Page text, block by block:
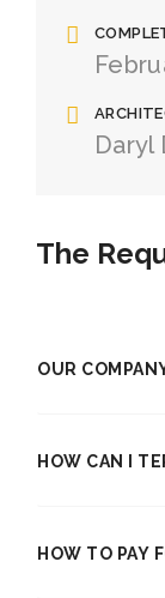
Daryl
The
OUR
HOW CAN I
HOW TO PAY